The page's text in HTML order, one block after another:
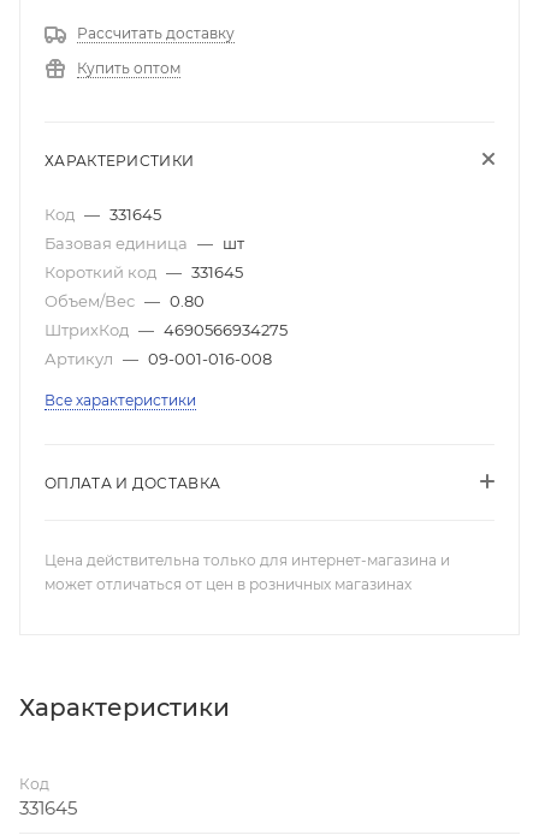
Рассчитать доставку
Купить оптом
ХАРАКТЕРИСТИКИ
Код — 331645
Базовая единица — шт
Короткий код — 331645
Объем/Вес — 0.80
ШтрихКод — 4690566934275
Артикул — 09-001-016-008
Все характеристики
ОПЛАТА И ДОСТАВКА
Цена действительна только для интернет-магазина и
может отличаться от цен в розничных магазинах
Характеристики
Код
331645